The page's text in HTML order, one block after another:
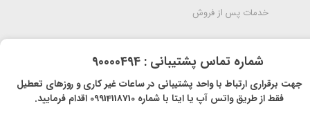
خدمات پس از فروش
​شماره تماس پشتیبانی : 90000494
​​جهت برقراری ارتباط با واحد پشتیبانی در ساعات غیر کاری و روزهای تعطیل
فقط از طریق واتس آپ یا ایتا با شماره 09914118710 اقدام فرمایید.